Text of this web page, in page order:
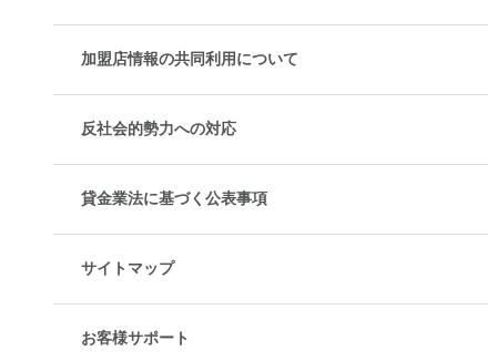
加盟店情報の共同利用について
反社会的勢力への対応
貸金業法に基づく公表事項
サイトマップ
お客様サポート